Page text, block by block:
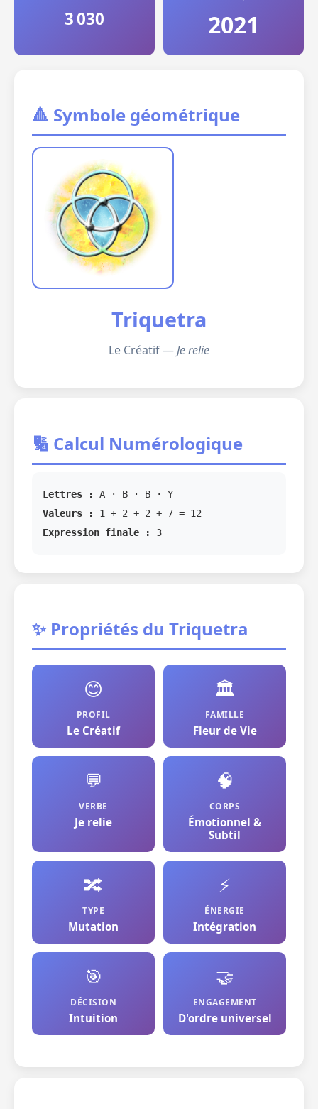
3 030 2021
🔺 Symbole géométrique
Triquetra
Le Créatif —Je relie
🔢 Calcul Numérologique
Lettres :
A · B · B · Y
Valeurs :
1 + 2 + 2 + 7 = 12
Expression finale :
3
✨ Propriétés du Triquetra
😊
PROFIL
Le Créatif
🏛️
FAMILLE
Fleur de Vie
💬
VERBE
Je relie
🧠
CORPS
Émotionnel &
Subtil
🔀
TYPE
Mutation
⚡
ÉNERGIE
Intégration
🎯
DÉCISION
Intuition
🤝
ENGAGEMENT
D'ordre universel